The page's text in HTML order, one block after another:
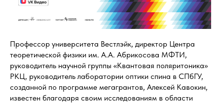
Профессор университета Вестлэйк, директор Центра
теоретической физики им. А.А. Абрикосова МФТИ,
руководитель научной группы «Квантовая поляритоника»
РКЦ, руководитель лаборатории оптики спина в СПбГУ,
созданной по программе мегагрантов, Алексей Кавокин,
известен благодаря своим исследованиям в области